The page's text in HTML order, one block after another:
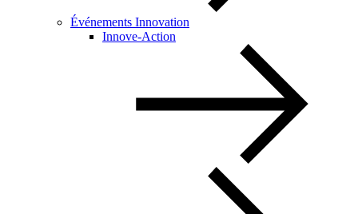
Événements Innovation
Innove-Action